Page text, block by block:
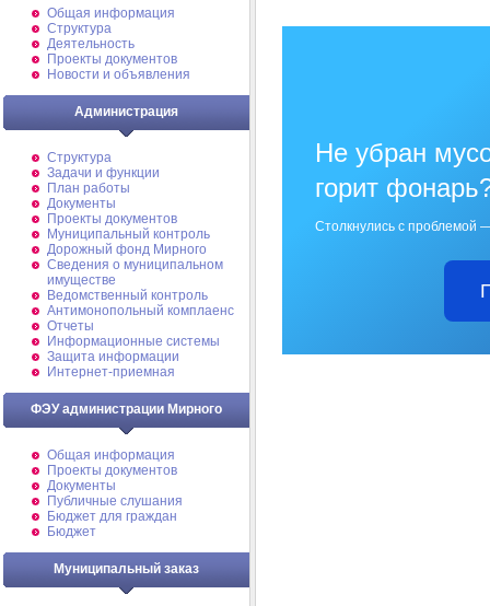
Общая информация
Структура
Деятельность
Проекты документов
Новости и объявления
Администрация
Структура
Задачи и функции
План работы
Документы
Проекты документов
Муниципальный контроль
Дорожный фонд Мирного
Cведения о муниципальном
имуществе
Ведомственный контроль
Антимонопольный комплаенс
Отчеты
Информационные системы
Защита информации
Интернет-приемная
ФЭУ администрации Мирного
Общая информация
Проекты документов
Документы
Публичные слушания
Бюджет для граждан
Бюджет
Муниципальный заказ
Не убран
горит
Столкнулись с проблемой